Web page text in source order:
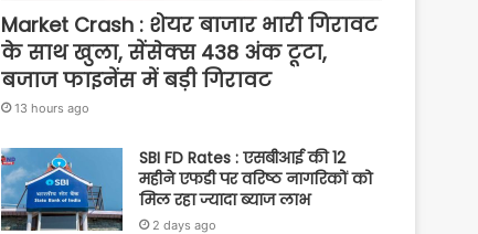
Market Crash : शेयर बाजार भारी गिरावट
के साथ खुला, सेंसेक्स 438 अंक टूटा,
बजाज फाइनेंस में बड़ी गिरावट
13 hours ago
SBI FD Rates : एसबीआई की 12
महीने एफडी पर वरिष्ठ नागरिकों को
मिल रहा ज्यादा ब्याज लाभ
2 days ago